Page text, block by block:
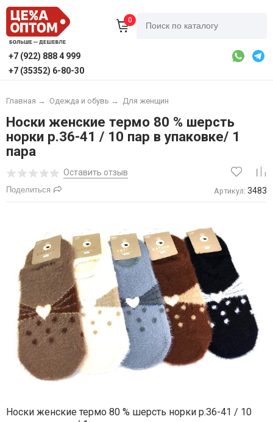
0
+7 (922) 888 4 999
+7 (35352) 6-80-30
Главная → Одежда и обувь → Для женщин
Носки женские термо 80 % шерсть
норки р.36-41 / 10 пар в упаковке/ 1
пара
Оставить отзыв
Поделиться Артикул: 3483
Носки женские термо 80 % шерсть норки р.36-41 / 10